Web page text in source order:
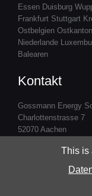
Essen Duisburg
Frankfurt Stuttgart
Ostbelgien
Niederlande
Balearen
Kontakt
Gossmann Energy
Charlottenstrasse 7
52070 Aachen
©
This is